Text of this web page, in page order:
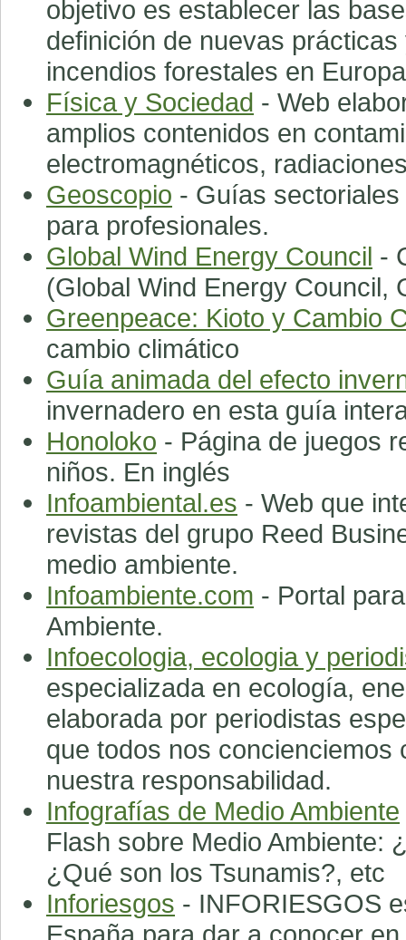
objetivo es establecer las
definición de nuevas
incendios forestales en
Física y Sociedad - Web
amplios contenidos en
electromagnéticos,
Geoscopio - Guías
para profesionales.
Global Wind Energy Council -
(Global Wind Energy Council,
Greenpeace: Kioto y Cambio
cambio climático
Guía animada del efecto
invernadero en esta guía
Honoloko - Página de juegos
niños. En inglés
Infoambiental.es - Web que
revistas del grupo Reed
medio ambiente.
Infoambiente.com - Portal
Ambiente.
Infoecologia, ecologia y
especializada en ecología,
elaborada por periodistas
que todos nos
nuestra responsabilidad.
Infografías de Medio Ambiente
Flash sobre Medio Ambiente:
¿Qué son los Tsunamis?, etc
Inforiesgos - INFORIESGOS